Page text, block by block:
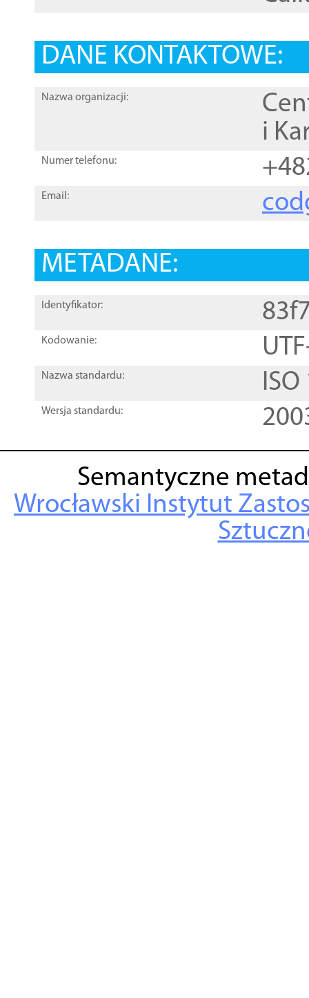
DANE KONTAKTOWE:
Nazwa organizacji:
i
Numer telefonu:
Email:
METADANE:
Identyfikator:
Kodowanie:
Nazwa standardu:
Wersja standardu:
Semantyczne
Wrocławski Instytut